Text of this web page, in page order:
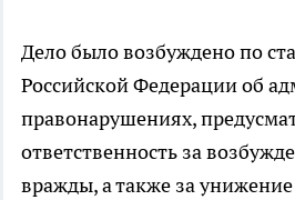
Дело было возбуждено по
Российской Федерации об
правонарушениях,
ответственность за
вражды, а также за унижение